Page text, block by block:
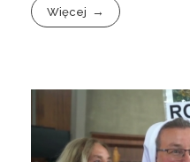
Więcej